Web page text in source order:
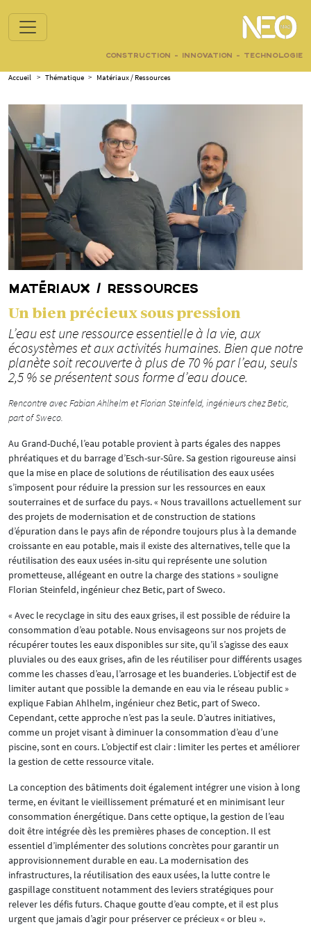
CONSTRUCTION - INNOVATION - TECHNOLOGIE
Accueil > Thématique > Matériaux / Ressources
MATÉRIAUX / RESSOURCES
Un bien précieux sous pression
L’eau est une ressource essentielle à la vie, aux
écosystèmes et aux activités humaines. Bien que notre
planète soit recouverte à plus de 70 % par l’eau, seuls
2,5 % se présentent sous forme d’eau douce.
Rencontre avec Fabian Ahlhelm et Florian Steinfeld, ingénieurs chez Betic,
part of Sweco.
Au Grand-Duché, l’eau potable provient à parts égales des nappes
phréatiques et du barrage d’Esch-sur-Sûre. Sa gestion rigoureuse ainsi
que la mise en place de solutions de réutilisation des eaux usées
s’imposent pour réduire la pression sur les ressources en eaux
souterraines et de surface du pays. « Nous travaillons actuellement sur
des projets de modernisation et de construction de stations
d’épuration dans le pays afin de répondre toujours plus à la demande
croissante en eau potable, mais il existe des alternatives, telle que la
réutilisation des eaux usées in-situ qui représente une solution
prometteuse, allégeant en outre la charge des stations » souligne
Florian Steinfeld, ingénieur chez Betic, part of Sweco.
« Avec le recyclage in situ des eaux grises, il est possible de réduire la
consommation d’eau potable. Nous envisageons sur nos projets de
récupérer toutes les eaux disponibles sur site, qu’il s’agisse des eaux
pluviales ou des eaux grises, afin de les réutiliser pour différents usages
comme les chasses d’eau, l’arrosage et les buanderies. L’objectif est de
limiter autant que possible la demande en eau via le réseau public »
explique Fabian Ahlhelm, ingénieur chez Betic, part of Sweco.
Cependant, cette approche n’est pas la seule. D’autres initiatives,
comme un projet visant à diminuer la consommation d’eau d’une
piscine, sont en cours. L’objectif est clair : limiter les pertes et améliorer
la gestion de cette ressource vitale.
La conception des bâtiments doit également intégrer une vision à long
terme, en évitant le vieillissement prématuré et en minimisant leur
consommation énergétique. Dans cette optique, la gestion de l’eau
doit être intégrée dès les premières phases de conception. Il est
essentiel d’implémenter des solutions concrètes pour garantir un
approvisionnement durable en eau. La modernisation des
infrastructures, la réutilisation des eaux usées, la lutte contre le
gaspillage constituent notamment des leviers stratégiques pour
relever les défis futurs. Chaque goutte d’eau compte, et il est plus
urgent que jamais d’agir pour préserver ce précieux « or bleu ».